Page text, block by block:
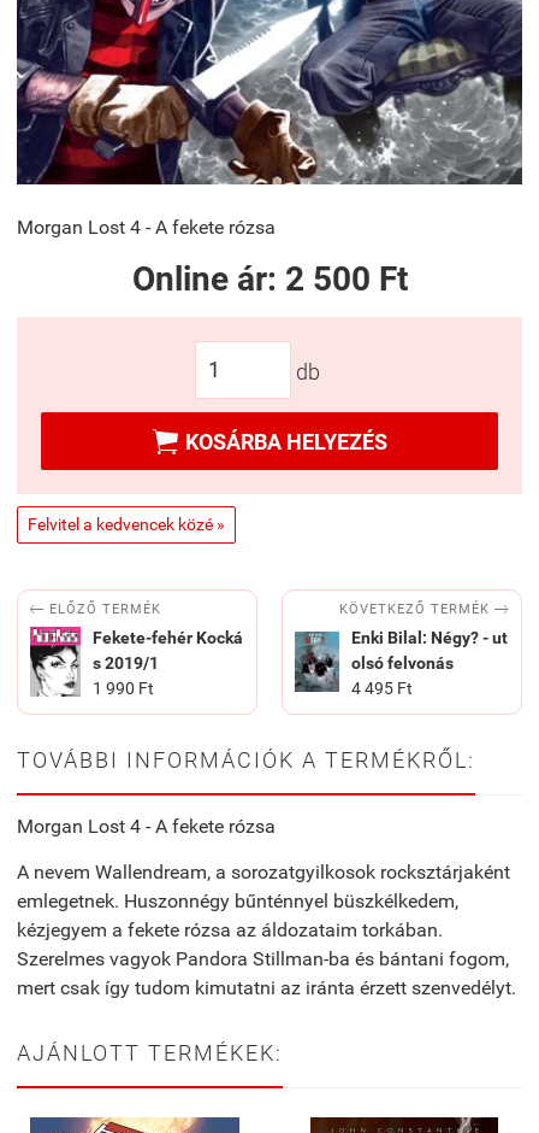
Morgan Lost 4 - A fekete rózsa
Online ár: 2 500 Ft
db
 KOSÁRBA HELYEZÉS
Felvitel a kedvencek közé »
 ELŐZŐ TERMÉK
Fekete-fehér Kocká
s 2019/1
1 990 Ft
KÖVETKEZŐ TERMÉK 
Enki Bilal: Négy? - ut
olsó felvonás
4 495 Ft
TOVÁBBI INFORMÁCIÓK A TERMÉKRŐL:
Morgan Lost 4 - A fekete rózsa
A nevem Wallendream, a sorozatgyilkosok rocksztárjaként
emlegetnek. Huszonnégy bűnténnyel büszkélkedem,
kézjegyem a fekete rózsa az áldozataim torkában.
Szerelmes vagyok Pandora Stillman-ba és bántani fogom,
mert csak így tudom kimutatni az iránta érzett szenvedélyt.
AJÁNLOTT TERMÉKEK: